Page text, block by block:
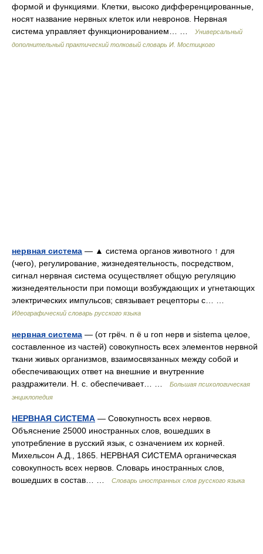
формой и функциями. Клетки, высоко дифференцированные,
носят название нервных клеток или невронов. Нервная
система управляет функционированием… …
Универсальный
дополнительный практический толковый словарь И. Мостицкого
нервная система — ▲ система органов животного ↑ для
(чего), регулирование, жизнедеятельность, посредством,
сигнал нервная система осуществляет общую регуляцию
жизнедеятельности при помощи возбуждающих и угнетающих
электрических импульсов; связывает рецепторы с… …
Идеографический словарь русского языка
нервная система — (от грёч. n ё u гоп нерв и sistema целое,
составленное из частей) совокупность всех элементов нервной
ткани живых организмов, взаимосвязанных между собой и
обеспечивающих ответ на внешние и внутренние
раздражители. Н. с. обеспечивает… …
Большая психологическая
энциклопедия
НЕРВНАЯ СИСТЕМА — Совокупность всех нервов.
Объяснение 25000 иностранных слов, вошедших в
употребление в русский язык, с означением их корней.
Михельсон А.Д., 1865. НЕРВНАЯ СИСТЕМА органическая
совокупность всех нервов. Словарь иностранных слов,
вошедших в состав… …
Словарь иностранных слов русского языка